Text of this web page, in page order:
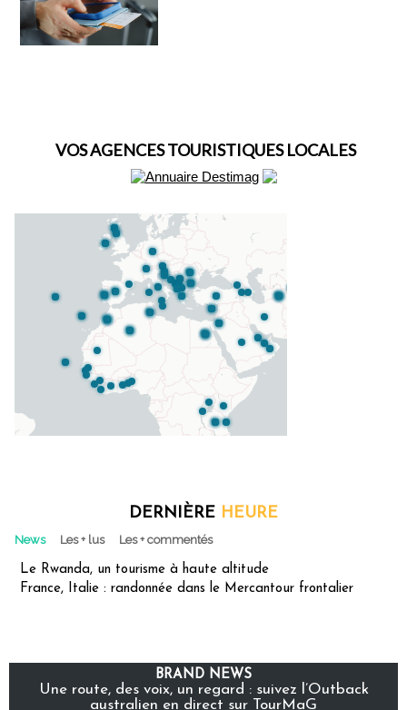
VOS AGENCES TOURISTIQUES LOCALES
DERNIÈRE HEURE
News Les + lus Les + commentés
Le Rwanda, un tourisme à haute altitude
France, Italie : randonnée dans le Mercantour frontalier
BRAND NEWS
Une route, des voix, un regard : suivez l’Outback
australien en direct sur TourMaG